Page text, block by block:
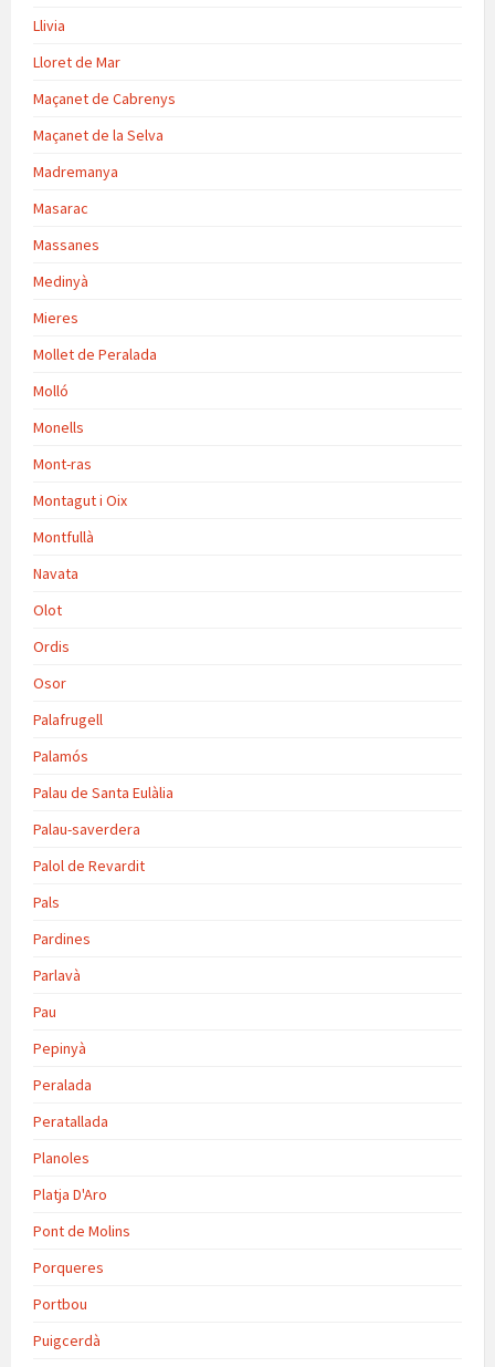
Llivia
Lloret de Mar
Maçanet de Cabrenys
Maçanet de la Selva
Madremanya
Masarac
Massanes
Medinyà
Mieres
Mollet de Peralada
Molló
Monells
Mont-ras
Montagut i Oix
Montfullà
Navata
Olot
Ordis
Osor
Palafrugell
Palamós
Palau de Santa Eulàlia
Palau-saverdera
Palol de Revardit
Pals
Pardines
Parlavà
Pau
Pepinyà
Peralada
Peratallada
Planoles
Platja D'Aro
Pont de Molins
Porqueres
Portbou
Puigcerdà